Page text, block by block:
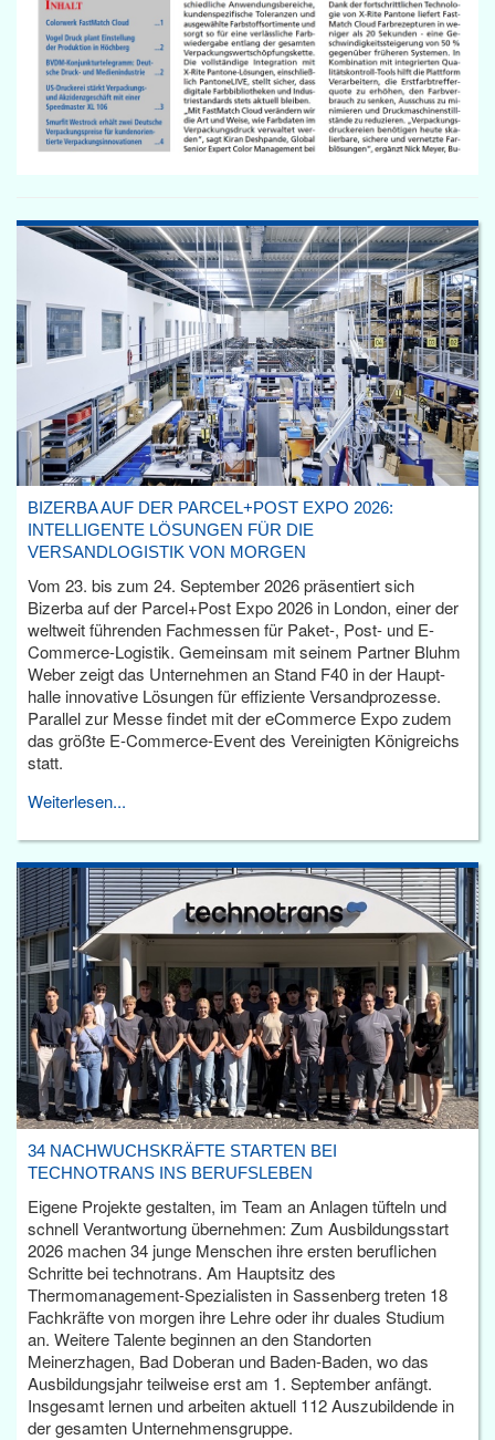
BIZERBA AUF DER PARCEL+POST EXPO 2026:
INTELLIGENTE LÖSUNGEN FÜR DIE
VERSANDLOGISTIK VON MORGEN
Vom 23. bis zum 24. September 2026 präsentiert sich
Bizerba auf der Parcel+Post Expo 2026 in London, einer der
weltweit führenden Fachmessen für Paket-, Post- und E-
Commerce-Logistik. Gemeinsam mit seinem Partner Bluhm
Weber zeigt das Unternehmen an Stand F40 in der Haupt­
halle innovative Lösungen für effiziente Versandprozesse.
Parallel zur Messe findet mit der eCommerce Expo zudem
das größte E-Commerce-Event des Vereinigten Königreichs
statt.
Weiterlesen...
34 NACHWUCHSKRÄFTE STARTEN BEI
TECHNOTRANS INS BERUFSLEBEN
Eigene Projekte gestalten, im Team an Anlagen tüfteln und
schnell Verantwortung übernehmen: Zum Ausbildungsstart
2026 machen 34 junge Menschen ihre ersten beruflichen
Schritte bei technotrans. Am Hauptsitz des
Thermomanagement-Spezialisten in Sassenberg treten 18
Fachkräfte von morgen ihre Lehre oder ihr duales Studium
an. Weitere Talente beginnen an den Standorten
Meinerzhagen, Bad Doberan und Baden-Baden, wo das
Ausbildungsjahr teilweise erst am 1. September anfängt.
Insgesamt lernen und arbeiten aktuell 112 Auszubildende in
der gesamten Unternehmensgruppe.